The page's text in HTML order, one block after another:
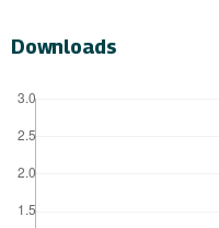
Downloads